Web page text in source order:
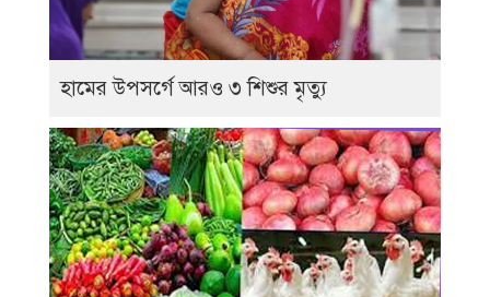
হামের উপসর্গে আরও ৩ শিশুর মৃত্যু